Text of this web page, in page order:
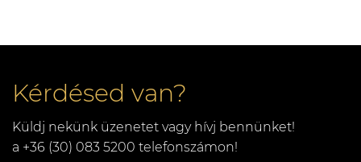
Kérdésed van?
Küldj nekünk üzenetet vagy hívj bennünket!
a +36 (30) 083 5200 telefonszámon!